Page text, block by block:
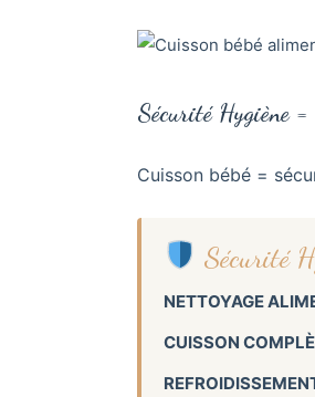
Sécurité Hygiène
Cuisson bébé =
Sécurité
NETTOYAGE
CUISSON